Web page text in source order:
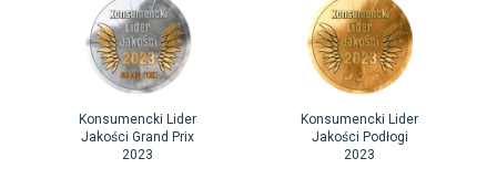
Konsumencki Lider
Jakości Grand Prix
2023
Konsumencki Lider
Jakości Podłogi
2023